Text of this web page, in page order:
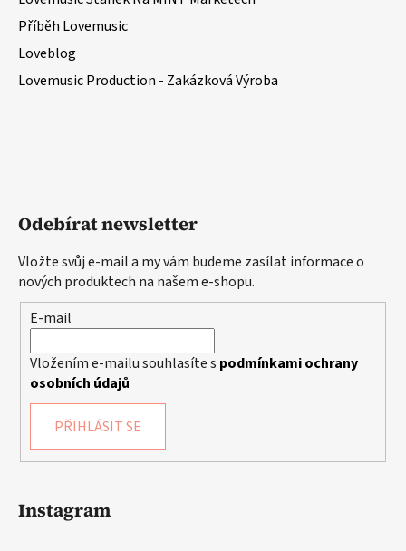
Příběh Lovemusic
Loveblog
Lovemusic Production - Zakázková Výroba
Odebírat newsletter
Vložte svůj e-mail a my vám budeme zasílat informace o
nových produktech na našem e-shopu.
E-mail
Vložením e-mailu souhlasíte s podmínkami ochrany
osobních údajů
PŘIHLÁSIT SE
Instagram